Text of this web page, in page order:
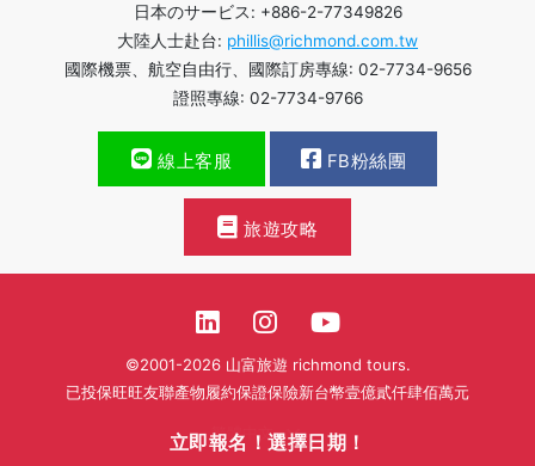
立即報名！選擇日期！
日本のサービス: +886-2-77349826
大陸人士赴台: phillis@richmond.com.tw
國際機票、航空自由行、國際訂房專線: 02-7734-9656
證照專線: 02-7734-9766
線上客服 FB粉絲團
旅遊攻略
©2001-2026 山富旅遊 richmond tours.
已投保旺旺友聯產物履約保證保險新台幣壹億貳仟肆佰萬元
繁體中文